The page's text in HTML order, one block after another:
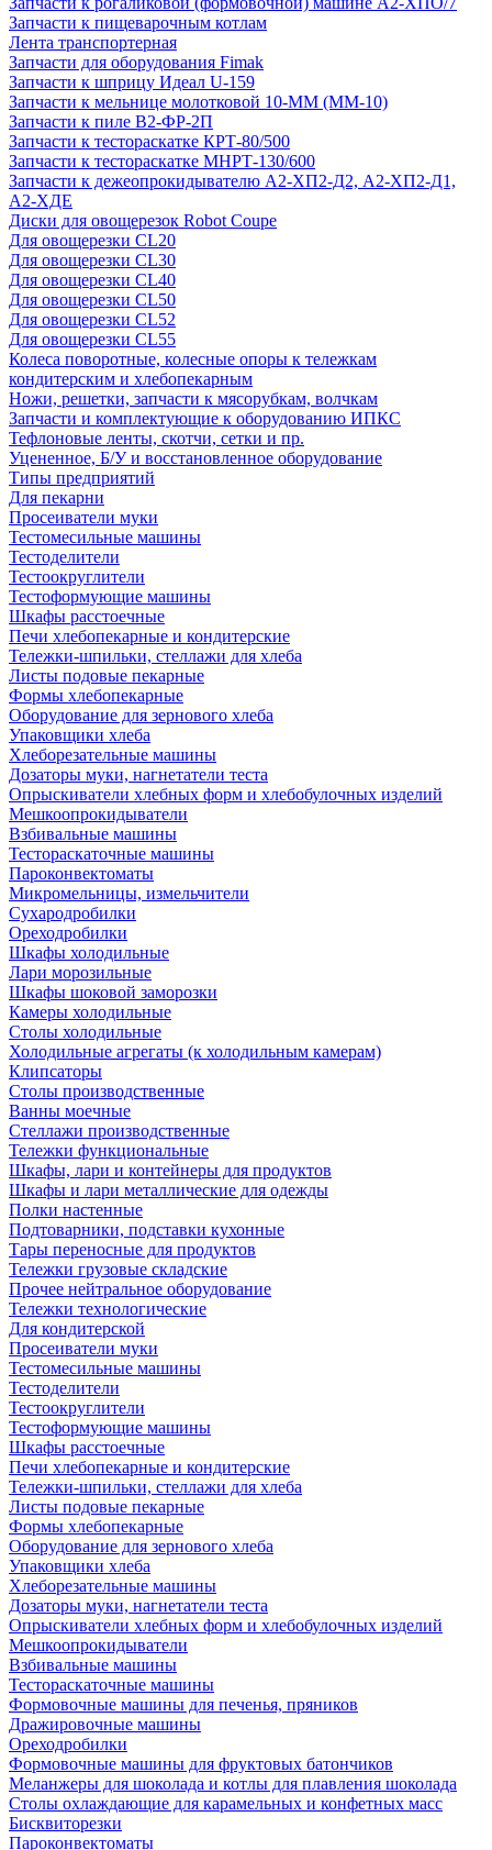
Запчасти к пищеварочным котлам
Лента транспортерная
Запчасти для оборудования Fimak
Запчасти к шприцу Идеал U-159
Запчасти к мельнице молотковой 10-ММ (ММ-10)
Запчасти к пиле В2-ФР-2П
Запчасти к тестораскатке КРТ-80/500
Запчасти к тестораскатке МНРТ-130/600
Запчасти к деже­опрокидывателю А2-ХП2-Д2, А2-ХП2-Д1,
А2-ХДЕ
Диски для овощерезок Robot Coupe
Для овощерезки CL20
Для овощерезки CL30
Для овощерезки CL40
Для овощерезки CL50
Для овощерезки CL52
Для овощерезки CL55
Колеса поворотные, колесные опоры к тележкам
кондитерским и хлебопекарным
Ножи, решетки, запчасти к мясорубкам, волчкам
Запчасти и комплектующие к оборудованию ИПКС
Тефлоновые ленты, скотчи, сетки и пр.
Уцененное, Б/У и восстановленное оборудование
Типы предприятий
Для пекарни
Просеиватели муки
Тестомесильные машины
Тестоделители
Тестоокруглители
Тестоформующие машины
Шкафы расстоечные
Печи хлебопекарные и кондитерские
Тележки-шпильки, стеллажи для хлеба
Листы подовые пекарные
Формы хлебопекарные
Оборудование для зернового хлеба
Упаковщики хлеба
Хлеборезательные машины
Дозаторы муки, нагнетатели теста
Опрыскиватели хлебных форм и хлебобулочных изделий
Мешкоопрокидыватели
Взбивальные машины
Тестораскаточные машины
Пароконвектоматы
Микромельницы, измельчители
Сухародробилки
Ореходробилки
Шкафы холодильные
Лари морозильные
Шкафы шоковой заморозки
Камеры холодильные
Столы холодильные
Холодильные агрегаты (к холодильным камерам)
Клипсаторы
Столы производственные
Ванны моечные
Стеллажи производственные
Тележки функциональные
Шкафы, лари и контейнеры для продуктов
Шкафы и лари металлические для одежды
Полки настенные
Подтоварники, подставки кухонные
Тары переносные для продуктов
Тележки грузовые складские
Прочее нейтральное оборудование
Тележки технологические
Для кондитерской
Просеиватели муки
Тестомесильные машины
Тестоделители
Тестоокруглители
Тестоформующие машины
Шкафы расстоечные
Печи хлебопекарные и кондитерские
Тележки-шпильки, стеллажи для хлеба
Листы подовые пекарные
Формы хлебопекарные
Оборудование для зернового хлеба
Упаковщики хлеба
Хлеборезательные машины
Дозаторы муки, нагнетатели теста
Опрыскиватели хлебных форм и хлебобулочных изделий
Мешкоопрокидыватели
Взбивальные машины
Тестораскаточные машины
Формовочные машины для печенья, пряников
Дражировочные машины
Ореходробилки
Формовочные машины для фруктовых батончиков
Меланжеры для шоколада и котлы для плавления шоколада
Столы охлаждающие для карамельных и конфетных масс
Бисквиторезки
Пароконвектоматы